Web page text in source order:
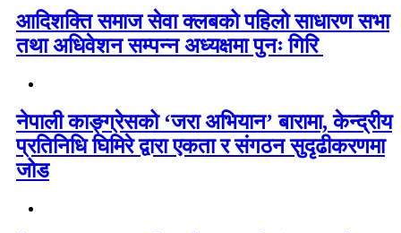
आदिशक्ति समाज सेवा क्लबको पहिलो साधारण सभा
तथा अधिवेशन सम्पन्न अध्यक्षमा पुनः गिरि
नेपाली काङ्ग्रेसको ‘जरा अभियान’ बारामा, केन्द्रीय
प्रतिनिधि घिमिरे द्वारा एकता र संगठन सुदृढीकरणमा
जोड